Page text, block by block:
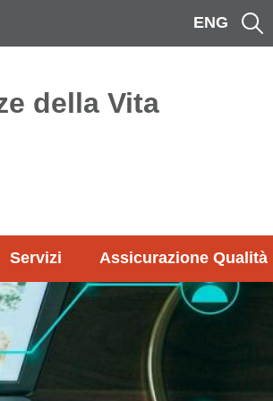
ENG Cerca
della Vita
Servizi Assicurazione Qualità